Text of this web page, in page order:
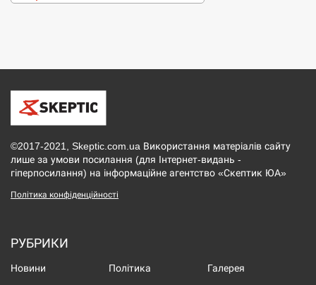
©2017-2021, Skeptic.com.ua Використання матеріалів сайту
лише за умови посилання (для Інтернет-видань -
гіперпосилання) на інформаційне агентство «Скептик ЮА»
Політика конфіденційності
РУБРИКИ
Новини Політика Галерея